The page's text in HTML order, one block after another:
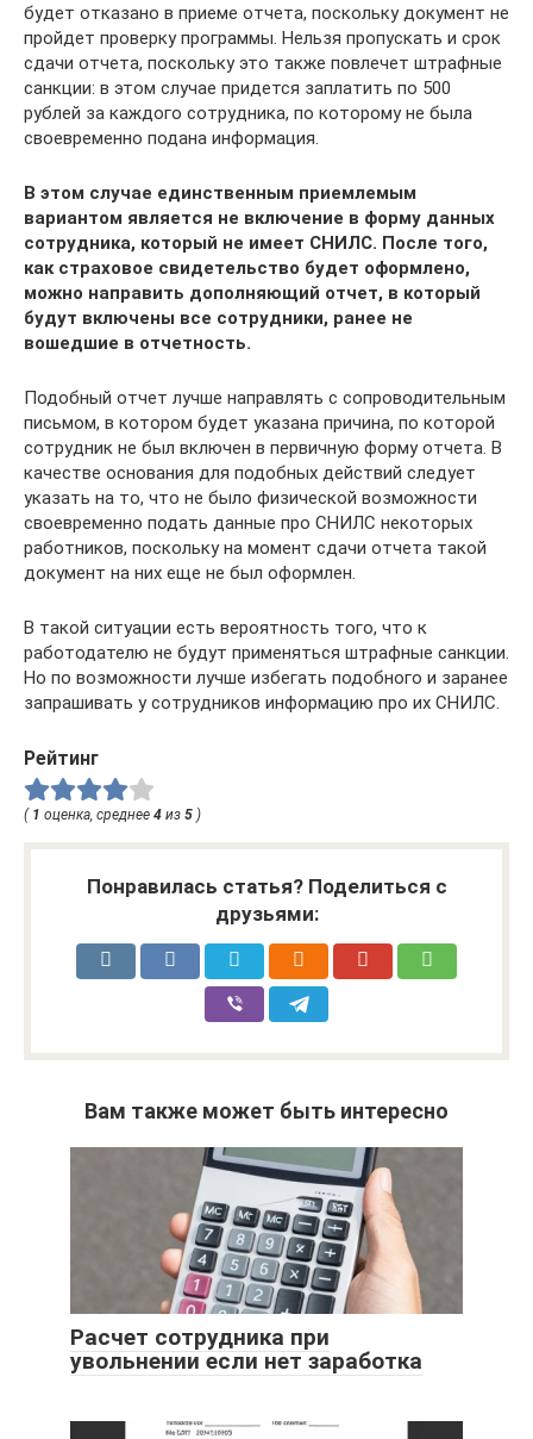
будет отказано в приеме отчета, поскольку документ не
пройдет проверку программы. Нельзя пропускать и срок
сдачи отчета, поскольку это также повлечет штрафные
санкции: в этом случае придется заплатить по 500
рублей за каждого сотрудника, по которому не была
своевременно подана информация.
В этом случае единственным приемлемым
вариантом является не включение в форму данных
сотрудника, который не имеет СНИЛС. После того,
как страховое свидетельство будет оформлено,
можно направить дополняющий отчет, в который
будут включены все сотрудники, ранее не
вошедшие в отчетность.
Подобный отчет лучше направлять с сопроводительным
письмом, в котором будет указана причина, по которой
сотрудник не был включен в первичную форму отчета. В
качестве основания для подобных действий следует
указать на то, что не было физической возможности
своевременно подать данные про СНИЛС некоторых
работников, поскольку на момент сдачи отчета такой
документ на них еще не был оформлен.
В такой ситуации есть вероятность того, что к
работодателю не будут применяться штрафные санкции.
Но по возможности лучше избегать подобного и заранее
запрашивать у сотрудников информацию про их СНИЛС.
Рейтинг
( 1 оценка, среднее 4 из 5 )
Понравилась статья? Поделиться с
друзьями:
Вам также может быть интересно
Расчет сотрудника при
увольнении если нет заработка